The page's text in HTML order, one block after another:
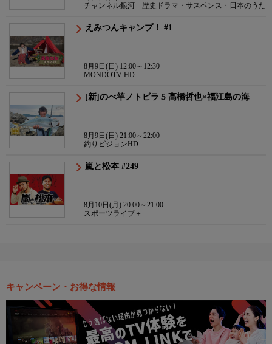
チャンネル銀河 歴史ドラマ・サスペンス・日本のうた
えみつんキャンプ！ #1
8月9日(日) 12:00～12:30
MONDOTV HD
[新]のべ竿ノトビラ 5 高橋哲也×福江島の海
8月9日(日) 21:00～22:00
釣りビジョンHD
嵐と松本 #249
8月10日(月) 20:00～21:00
スポーツライブ＋
キャンペーン・お得な情報